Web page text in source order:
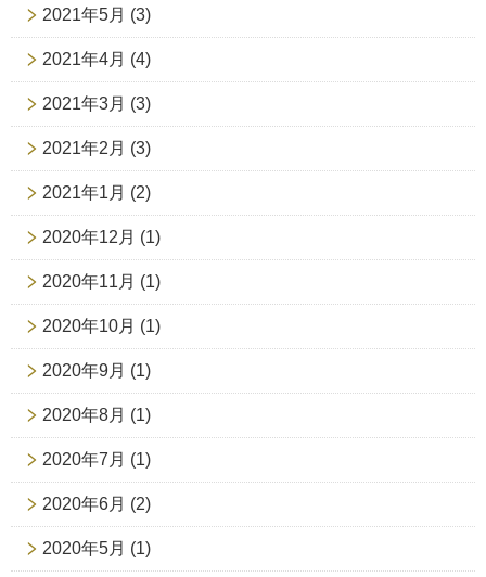
2021年5月 (3)
2021年4月 (4)
2021年3月 (3)
2021年2月 (3)
2021年1月 (2)
2020年12月 (1)
2020年11月 (1)
2020年10月 (1)
2020年9月 (1)
2020年8月 (1)
2020年7月 (1)
2020年6月 (2)
2020年5月 (1)